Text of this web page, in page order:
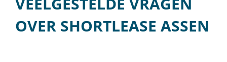
OVER SHORTLEASE ASSEN